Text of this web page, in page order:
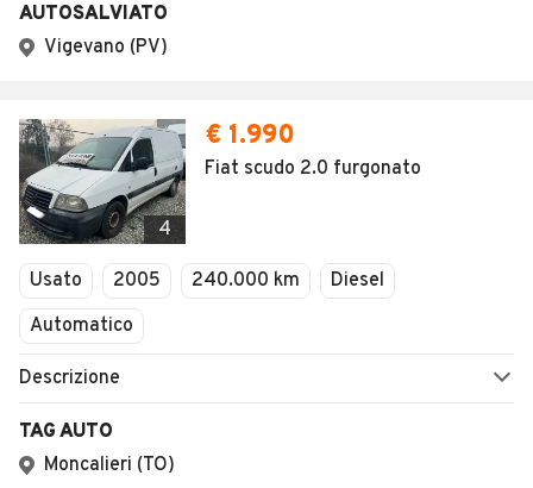
AUTOSALVIATO
Vigevano (PV)
4
€ 1.990
Fiat scudo 2.0 furgonato
Usato 2005 240.000 km
Diesel
Automatico
Descrizione
TAG AUTO
Moncalieri (TO)